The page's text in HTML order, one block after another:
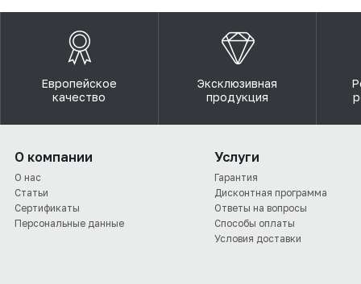
Европейское
качество
Эксклюзивная
продукция
О компании
О нас
Статьи
Сертификаты
Персональные данные
Услуги
Гарантия
Дисконтная программа
Ответы на вопросы
Способы оплаты
Условия доставки